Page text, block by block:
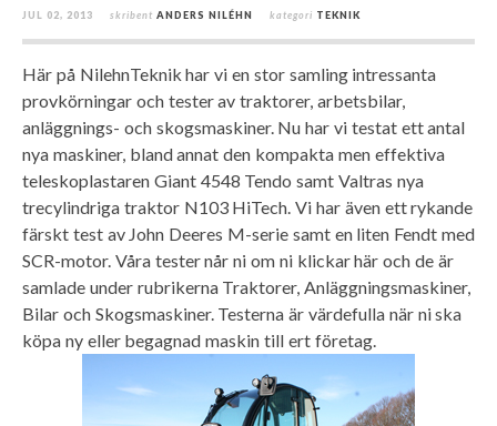
JUL 02, 2013 skribent ANDERS NILÉHN kategori TEKNIK
Här på NilehnTeknik har vi en stor samling intressanta
provkörningar och tester av traktorer, arbetsbilar,
anläggnings- och skogsmaskiner. Nu har vi testat ett antal
nya maskiner, bland annat den kompakta men effektiva
teleskoplastaren Giant 4548 Tendo samt Valtras nya
trecylindriga traktor N103 HiTech. Vi har även ett rykande
färskt test av John Deeres M-serie samt en liten Fendt med
SCR-motor. Våra tester når ni om ni klickar här och de är
samlade under rubrikerna Traktorer, Anläggningsmaskiner,
Bilar och Skogsmaskiner. Testerna är värdefulla när ni ska
köpa ny eller begagnad maskin till ert företag.